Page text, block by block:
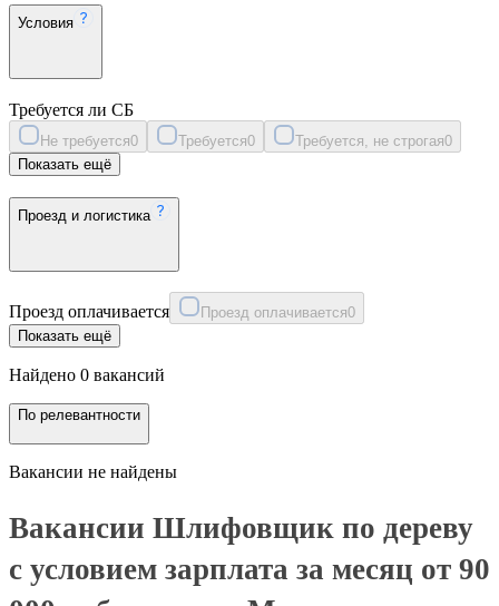
Условия
Требуется ли СБ
Не требуется0 Требуется0 Требуется, не строгая0
Показать ещё
Проезд и логистика
Проезд оплачивается Проезд оплачивается0
Показать ещё
Найдено 0 вакансий
По релевантности
Вакансии не найдены
Вакансии Шлифовщик по дереву
с условием зарплата за месяц от 90